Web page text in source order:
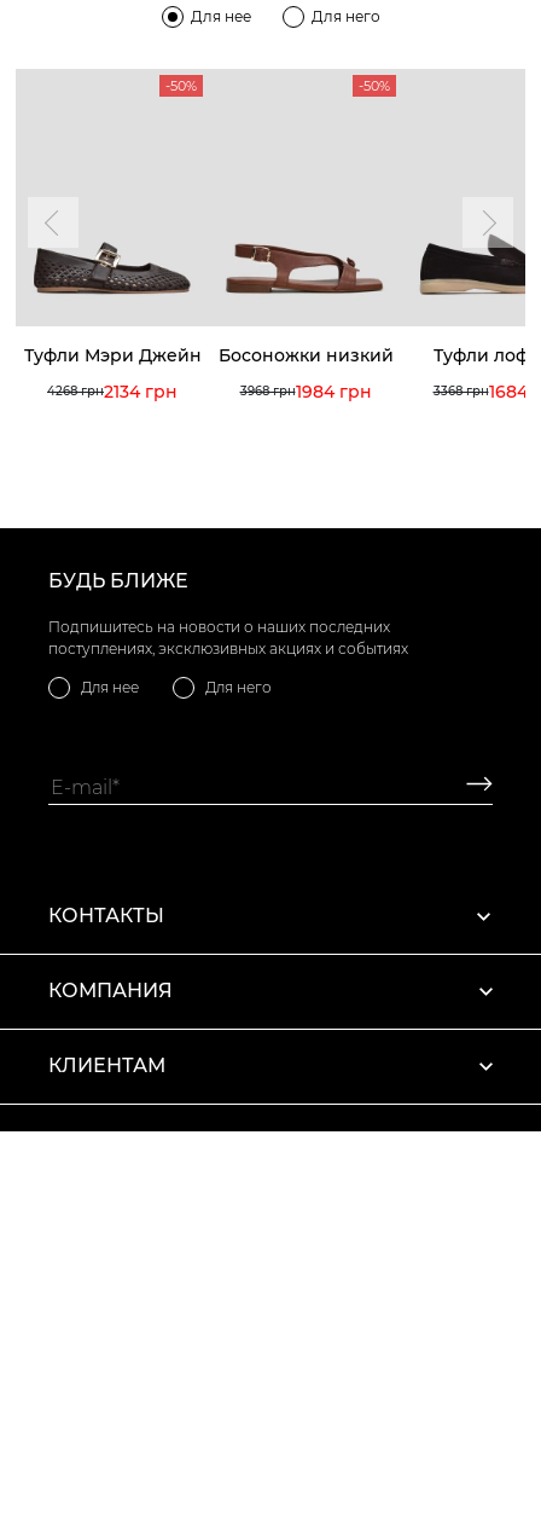
Для нее Для него
-50%
Туфли Мэри Джейн
4268 грн2134 грн
-50%
Босоножки низкий
3968 грн1984 грн
Туфли
3368 грн1684
БУДЬ БЛИЖЕ
Подпишитесь на новости о наших последних
поступлениях, эксклюзивных акциях и событиях
Для нее Для него
КОНТАКТЫ
КОМПАНИЯ
КЛИЕНТАМ